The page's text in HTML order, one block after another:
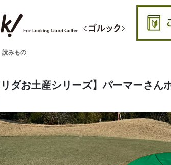
読みもの
リダお土産シリーズ】パーマーさん
×
お届
ダイ